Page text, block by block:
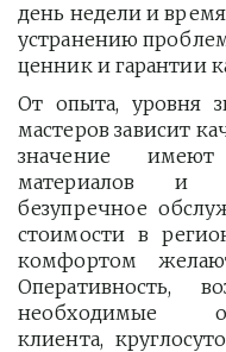
день недели и
устранению
ценник и гарантии
От опыта, уровня
мастеров зависит
значение
материалов и
безупречное
стоимости в
комфортом
Оперативность,
необходимые
клиента,